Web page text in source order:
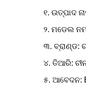
୧. ଉତ୍ପାଦ
୨. ମଡେଲ
୩. ବ୍ରାଣ୍ଡ:
୪. ତିଆରି:
୫. ଆବେଦନ: